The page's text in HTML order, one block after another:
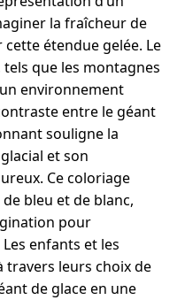
la fraîcheur de
étendue gelée. Le
que les montagnes
environnement
entre le géant
souligne la
et son
Ce coloriage
bleu et de blanc,
pour
enfants et les
travers leurs choix de
de glace en une